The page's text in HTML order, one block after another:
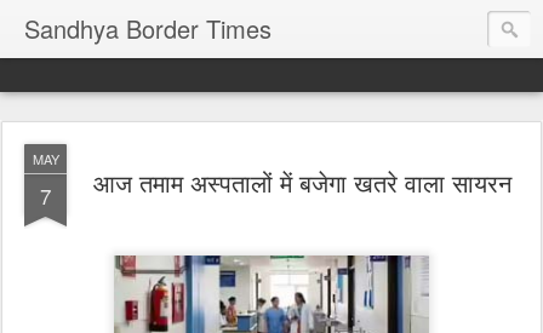
Sandhya Border Times
MAY
7 आज तमाम अस्पतालों में बजेगा खतरे वाला सायरन